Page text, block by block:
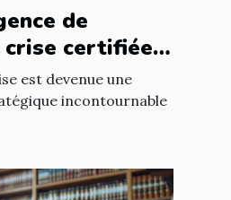
de
certifiée
est devenue une
incontournable